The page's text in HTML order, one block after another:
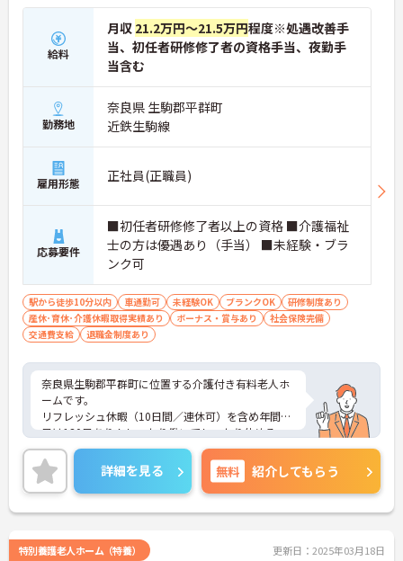
給料
月収 21.2万円～21.5万円程度※処遇改善手
当、初任者研修修了者の資格手当、夜勤手
当含む
勤務地
奈良県 生駒郡平群町
近鉄生駒線
雇用形態 正社員(正職員)
応募要件
■初任者研修修了者以上の資格 ■介護福祉
士の方は優遇あり（手当） ■未経験・ブラ
ンク可
駅から徒歩10分以内 車通勤可 未経験OK ブランクOK
研修制度あり
産休･育休･介護休暇取得実績あり
ボーナス・賞与あり
社会保険完備
交通費支給
退職金制度あり
奈良県生駒郡平群町に位置する介護付き有料老人ホ
ームです。
リフレッシュ休暇（10日間／連休可）を含め年間休
日は130日あり！しっかり働いてしっかり休める、
社員にとって理想の働き方を実現できます。
ご興味をお持ちの方はお気軽にお問い合わせくださ
い。
詳細を見る 無料 紹介してもらう
特別養護老人ホーム（特養） 更新日：2025年03月18日